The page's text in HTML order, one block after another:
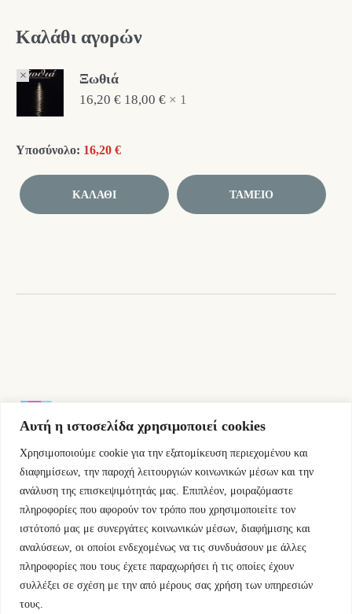
Αυτή η ιστοσελίδα χρησιμοποιεί cookies
Χρησιμοποιούμε cookie για την εξατομίκευση περιεχομένου και
διαφημίσεων, την παροχή λειτουργιών κοινωνικών μέσων και την
ανάλυση της επισκεψιμότητάς μας. Επιπλέον, μοιραζόμαστε
πληροφορίες που αφορούν τον τρόπο που χρησιμοποιείτε τον
ιστότοπό μας με συνεργάτες κοινωνικών μέσων, διαφήμισης και
αναλύσεων, οι οποίοι ενδεχομένως να τις συνδυάσουν με άλλες
πληροφορίες που τους έχετε παραχωρήσει ή τις οποίες έχουν
συλλέξει σε σχέση με την από μέρους σας χρήση των υπηρεσιών
τους.
Καλάθι αγορών
× Ξωθιά
1 ×
18,00 €
16,20 €
Υποσύνολο: 16,20 €
ΚΑΛΆΘΙ ΤΑΜΕΊΟ
Εμμ.Μπενάκη 76 10681 Αθήνα Ελλάδα.
+30.2110084023
info@kyfantabooks.gr
Βρείτε μας